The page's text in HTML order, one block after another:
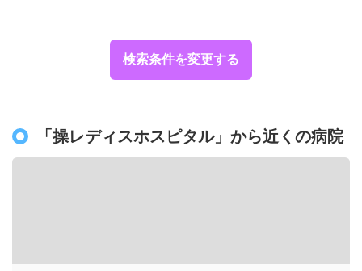
検索条件を変更する
「操レディスホスピタル」から近くの病院